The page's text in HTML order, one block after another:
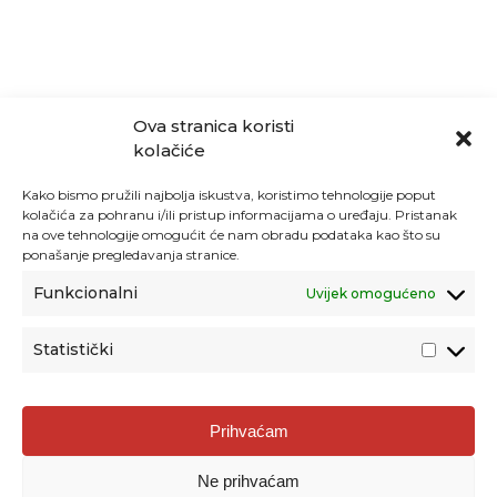
Ova stranica koristi
kolačiće
Kako bismo pružili najbolja iskustva, koristimo tehnologije poput
kolačića za pohranu i/ili pristup informacijama o uređaju. Pristanak
na ove tehnologije omogućit će nam obradu podataka kao što su
ponašanje pregledavanja stranice.
Funkcionalni Uvijek omogućeno
Statistički
Prihvaćam
Ne prihvaćam
Agencija za odgoj i obrazovanje
Donje Svetice 38, 10000 Zagreb
1778129